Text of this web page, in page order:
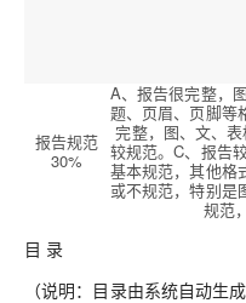
报告规范
30%
A、报告很完整，
题、页眉、页脚等
完整，图、文、
较规范。C、报告
基本规范，其他格
或不规范，特别是
规范
目 录
（说明：目录由系统自动生